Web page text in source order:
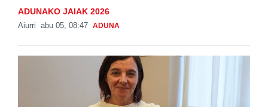
ADUNAKO JAIAK 2026
Aiurri abu 05, 08:47 ADUNA